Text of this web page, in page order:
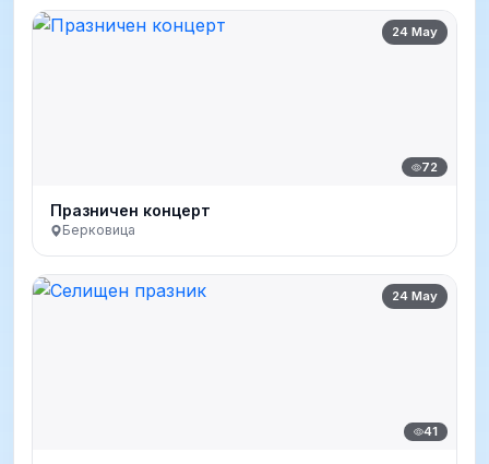
24 May
72
Празничен концерт
Берковица
24 May
41